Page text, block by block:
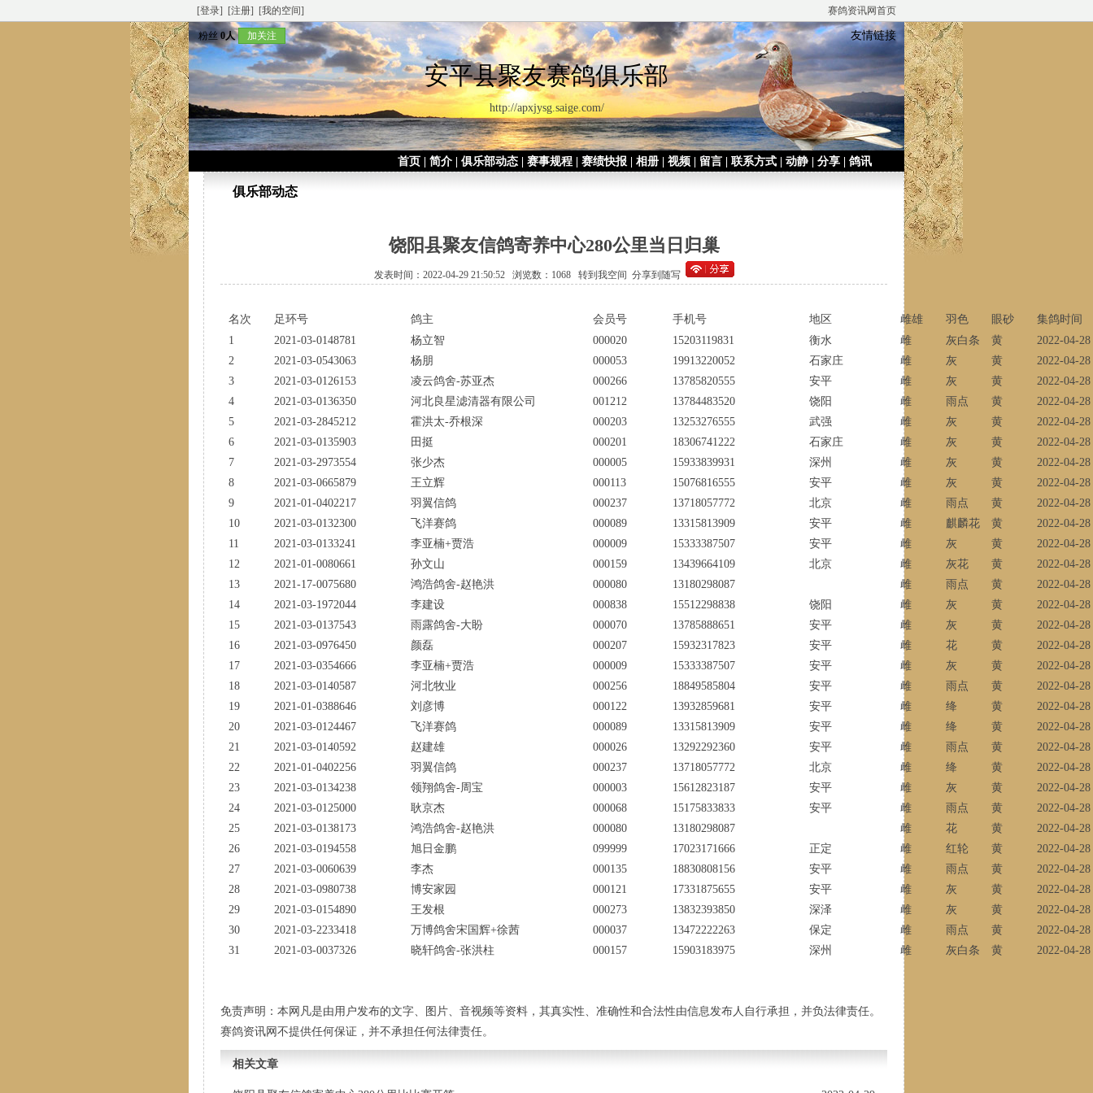
[登录] [注册] [我的空间] 赛鸽资讯网首页
粉丝 0人 加关注 友情链接
安平县聚友赛鸽俱乐部
http://apxjysg.saige.com/
首页 简介 俱乐部动态 赛事规程 赛绩快报 相册 视频 留言 联系方式 动静 分享 鸽讯
俱乐部动态
饶阳县聚友信鸽寄养中心280公里当日归巢
发表时间：2022-04-29 21:50:52 浏览数：1068 转到我空间 分享到随写
名次 足环号 鸽主 会员号 手机号 地区 雌雄 羽色 眼砂
集鸽时间
1
2021-03-0148781 杨立智 000020 15203119831 衡水 雌 灰白条 黄
2022-04-
2
2021-03-0543063 杨朋 000053 19913220052 石家庄 雌 灰 黄
2022-04-
3
2021-03-0126153 凌云鸽舍-苏亚杰 000266 13785820555 安平 雌 灰 黄
2022-04-
4
2021-03-0136350 河北良星滤清器有限公司 001212 13784483520 饶阳 雌 雨点 黄
2022-04-
5
2021-03-2845212 霍洪太-乔根深 000203 13253276555 武强 雌 灰 黄
2022-04-
6
2021-03-0135903 田挺 000201 18306741222 石家庄 雌 灰 黄
2022-04-
7
2021-03-2973554 张少杰 000005 15933839931 深州 雌 灰 黄
2022-04-
8
2021-03-0665879 王立辉 000113 15076816555 安平 雌 灰 黄
2022-04-
9
2021-01-0402217 羽翼信鸽 000237 13718057772 北京 雌 雨点 黄
2022-04-
10
2021-03-0132300 飞洋赛鸽 000089 13315813909 安平 雌 麒麟花 黄
2022-04-
11
2021-03-0133241 李亚楠+贾浩 000009 15333387507 安平 雌 灰 黄
2022-04-
12
2021-01-0080661 孙文山 000159 13439664109 北京 雌 灰花 黄
2022-04-
13
2021-17-0075680 鸿浩鸽舍-赵艳洪 000080 13180298087 雌 雨点 黄
2022-04-
14
2021-03-1972044 李建设 000838 15512298838 饶阳 雌 灰 黄
2022-04-
15
2021-03-0137543 雨露鸽舍-大盼 000070 13785888651 安平 雌 灰 黄
2022-04-
16
2021-03-0976450 颜磊 000207 15932317823 安平 雌 花 黄
2022-04-
17
2021-03-0354666 李亚楠+贾浩 000009 15333387507 安平 雌 灰 黄
2022-04-
18
2021-03-0140587 河北牧业 000256 18849585804 安平 雌 雨点 黄
2022-04-
19
2021-01-0388646 刘彦博 000122 13932859681 安平 雌 绛 黄
2022-04-
20
2021-03-0124467 飞洋赛鸽 000089 13315813909 安平 雌 绛 黄
2022-04-
21
2021-03-0140592 赵建雄 000026 13292292360 安平 雌 雨点 黄
2022-04-
22
2021-01-0402256 羽翼信鸽 000237 13718057772 北京 雌 绛 黄
2022-04-
23
2021-03-0134238 领翔鸽舍-周宝 000003 15612823187 安平 雌 灰 黄
2022-04-
24
2021-03-0125000 耿京杰 000068 15175833833 安平 雌 雨点 黄
2022-04-
25
2021-03-0138173 鸿浩鸽舍-赵艳洪 000080 13180298087 雌 花 黄
2022-04-
26
2021-03-0194558 旭日金鹏 099999 17023171666 正定 雌 红轮 黄
2022-04-
27
2021-03-0060639 李杰 000135 18830808156 安平 雌 雨点 黄
2022-04-
28
2021-03-0980738 博安家园 000121 17331875655 安平 雌 灰 黄
2022-04-
29
2021-03-0154890 王发根 000273 13832393850 深泽 雌 灰 黄
2022-04-
30
2021-03-2233418 万博鸽舍宋国辉+徐茜 000037 13472222263 保定 雌 雨点 黄
2022-04-
31
2021-03-0037326 晓轩鸽舍-张洪柱 000157 15903183975 深州 雌 灰白条 黄 2022-04-
免责声明：本网凡是由用户发布的文字、图片、音视频等资料，其真实性、准确性和合法性由信息发布人自行承担，并负法律责任。
赛鸽资讯网不提供任何保证，并不承担任何法律责任。
相关文章